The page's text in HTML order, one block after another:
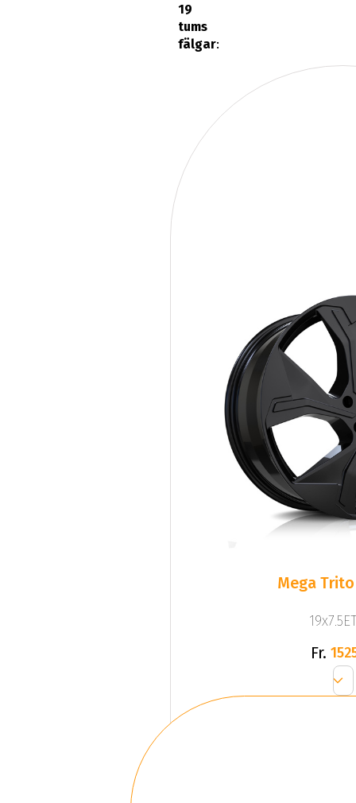
19
tums
fälgar:
Mega
Fr.